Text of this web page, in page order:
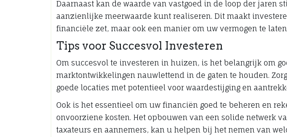
Daarnaast kan de waarde van vastgoed in de loop der jaren
aanzienlijke meerwaarde kunt realiseren. Dit maakt
financiële zet, maar ook een manier om uw vermogen te
Tips voor Succesvol Investeren
Om succesvol te investeren in huizen, is het belangrijk om
marktontwikkelingen nauwlettend in de gaten te houden.
goede locaties met potentieel voor waardestijging en
Ook is het essentieel om uw financiën goed te beheren en
onvoorziene kosten. Het opbouwen van een solide netwerk
taxateurs en aannemers, kan u helpen bij het nemen van